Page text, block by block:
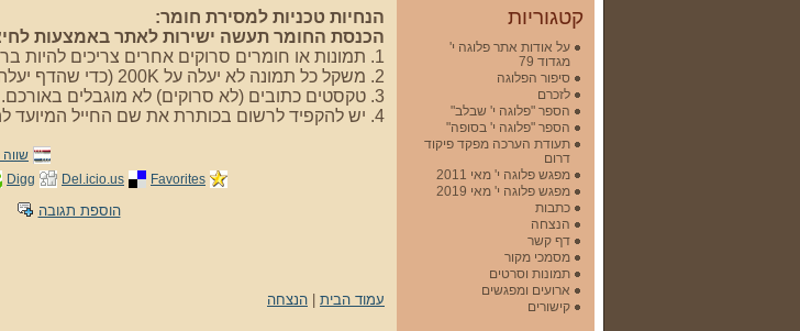
הנחיות טכניות למסירת חומר:
הכנסת החומר תעשה ישירות לאתר באמצעות
1. תמונות או חומרים סרוקים אחרים צריכים להיות ברוחב שלא יעלה על 580 פיקסלים (6 אינצ')
2. משקל כל תמונה לא יעלה על 200K (כדי שהדף יעלה במהירות)
3. טקסטים כתובים (לא סרוקים) לא מוגבלים באורכם.
4. יש להקפיד לרשום בכותרת את שם החייל המיועד להנצחה.
Favorites
Del.icio.us
Digg
הוספת תגובה
עמוד הבית הנצחה
קטגוריות
על אודות אתר פלוגה י'
מגדוד 79
סיפור הפלוגה
לזכרם
הספר "פלוגה י' שבלב"
הספר "פלוגה י' בסופה"
תעודת הערכה מפקד פיקוד
דרום
מפגש פלוגה י' מאי 2011
מפגש פלוגה י' מאי 2019
כתבות
הנצחה
דף קשר
מסמכי מקור
תמונות וסרטים
ארועים ומפגשים
קישורים